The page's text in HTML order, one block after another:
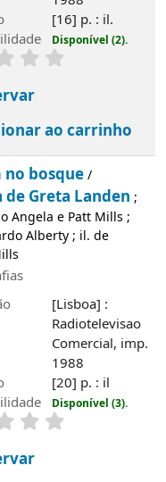
[16] p. : il.
Disponível (2).
ao carrinho
no bosque/
Greta Landen ;
Angela e Patt Mills ;
Alberty ; il. de
[Lisboa] :
Radiotelevisao
Comercial, imp.
1988
[20] p. : il
Disponível (3).